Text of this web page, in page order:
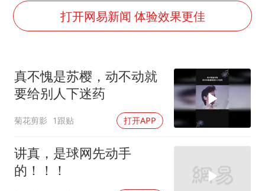
上海大部迎大暴雨
《龙餐馆》 冲奖
“伊斯兰版北约”出现
以军士兵把枪口对准中国记者
构建更高水平的全民健身公共服务体系
打开网易新闻 体验效果更佳
真不愧是苏樱，动不动就
要给别人下迷药
菊花剪影 1跟贴 打开APP
讲真，是球网先动手
的！！！